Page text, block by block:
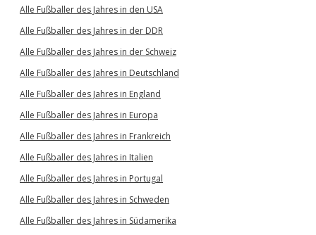
Alle Fußballer des Jahres in den USA
Alle Fußballer des Jahres in der DDR
Alle Fußballer des Jahres in der Schweiz
Alle Fußballer des Jahres in Deutschland
Alle Fußballer des Jahres in England
Alle Fußballer des Jahres in Europa
Alle Fußballer des Jahres in Frankreich
Alle Fußballer des Jahres in Italien
Alle Fußballer des Jahres in Portugal
Alle Fußballer des Jahres in Schweden
Alle Fußballer des Jahres in Südamerika